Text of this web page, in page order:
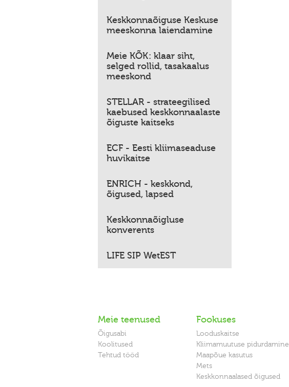
Keskkonnaõiguse Keskuse
meeskonna laiendamine
Meie KÕK: klaar siht,
selged rollid, tasakaalus
meeskond
STELLAR - strateegilised
kaebused keskkonnaalaste
õiguste kaitseks
ECF - Eesti kliimaseaduse
huvikaitse
ENRICH - keskkond,
õigused, lapsed
Keskkonnaõigluse
konverents
LIFE SIP WetEST
Meie teenused
Õigusabi
Koolitused
Tehtud tööd
Fookuses
Looduskaitse
Kliimamuutuse pidurdamine
Maapõue kasutus
Mets
Keskkonnaalased õigused